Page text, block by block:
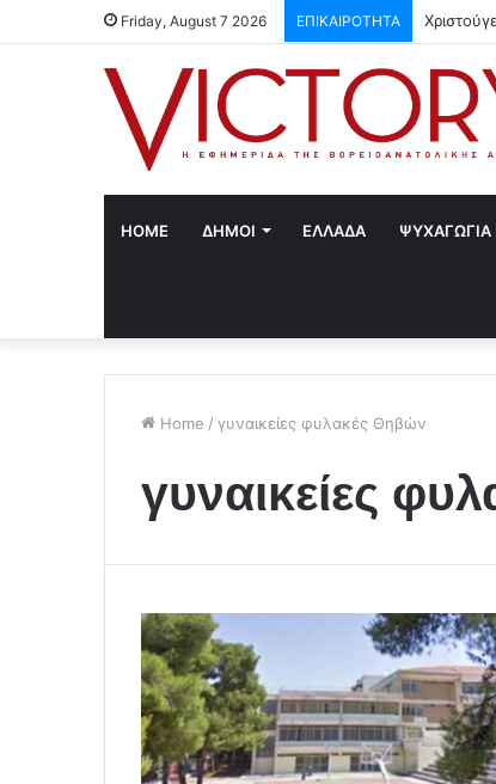
Friday, August 7 2026 ΕΠΙΚΑΙΡΟΤΗΤΑ
HOME ΔΗΜΟΙ ΕΛΛΑΔΑ ΨΥΧΑΓΩΓΙΑ
Home / γυναικείες φυλακές Θηβών
γυναικείες